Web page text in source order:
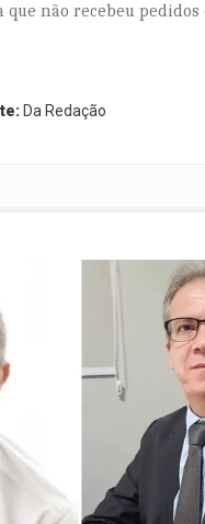
que não recebeu
Da Redação